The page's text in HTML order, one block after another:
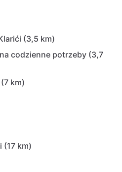
(3,5 km)
codzienne potrzeby (3,7
km)
(17 km)